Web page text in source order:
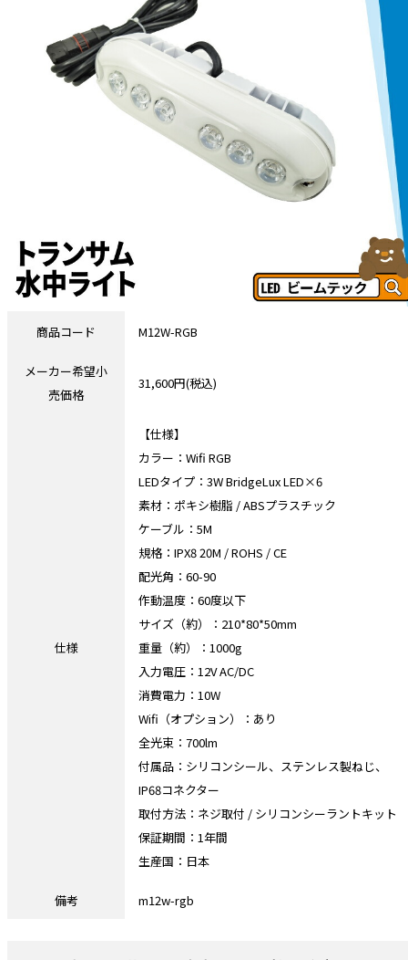
商品コード M12W-RGB
メーカー希望小
売価格
31,600円(税込)
仕様
【仕様】
カラー：Wifi RGB
LEDタイプ：3W BridgeLux LED×6
素材：ポキシ樹脂 / ABSプラスチック
ケーブル：5M
規格：IPX8 20M / ROHS / CE
配光角：60-90
作動温度：60度以下
サイズ（約）：210*80*50mm
重量（約）：1000g
入力電圧：12V AC/DC
消費電力：10W
Wifi（オプション）：あり
全光束：700lm
付属品：シリコンシール、ステンレス製ねじ、
IP68コネクター
取付方法：ネジ取付 / シリコンシーラントキット
保証期間：1年間
生産国：日本
備考 m12w-rgb